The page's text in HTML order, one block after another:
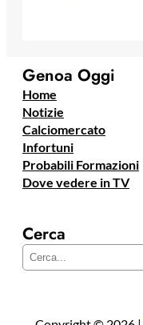
Genoa Oggi
Home
Notizie
Calciomercato
Infortuni
Probabili Formazioni
Dove vedere in TV
Cerca